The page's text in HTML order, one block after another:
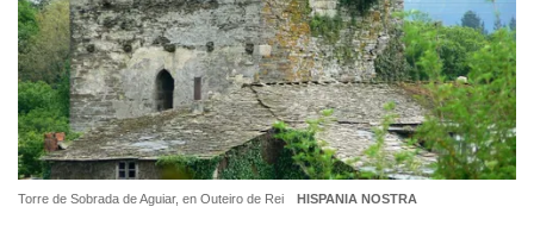
Torre de Sobrada de Aguiar, en Outeiro de Rei HISPANIA NOSTRA